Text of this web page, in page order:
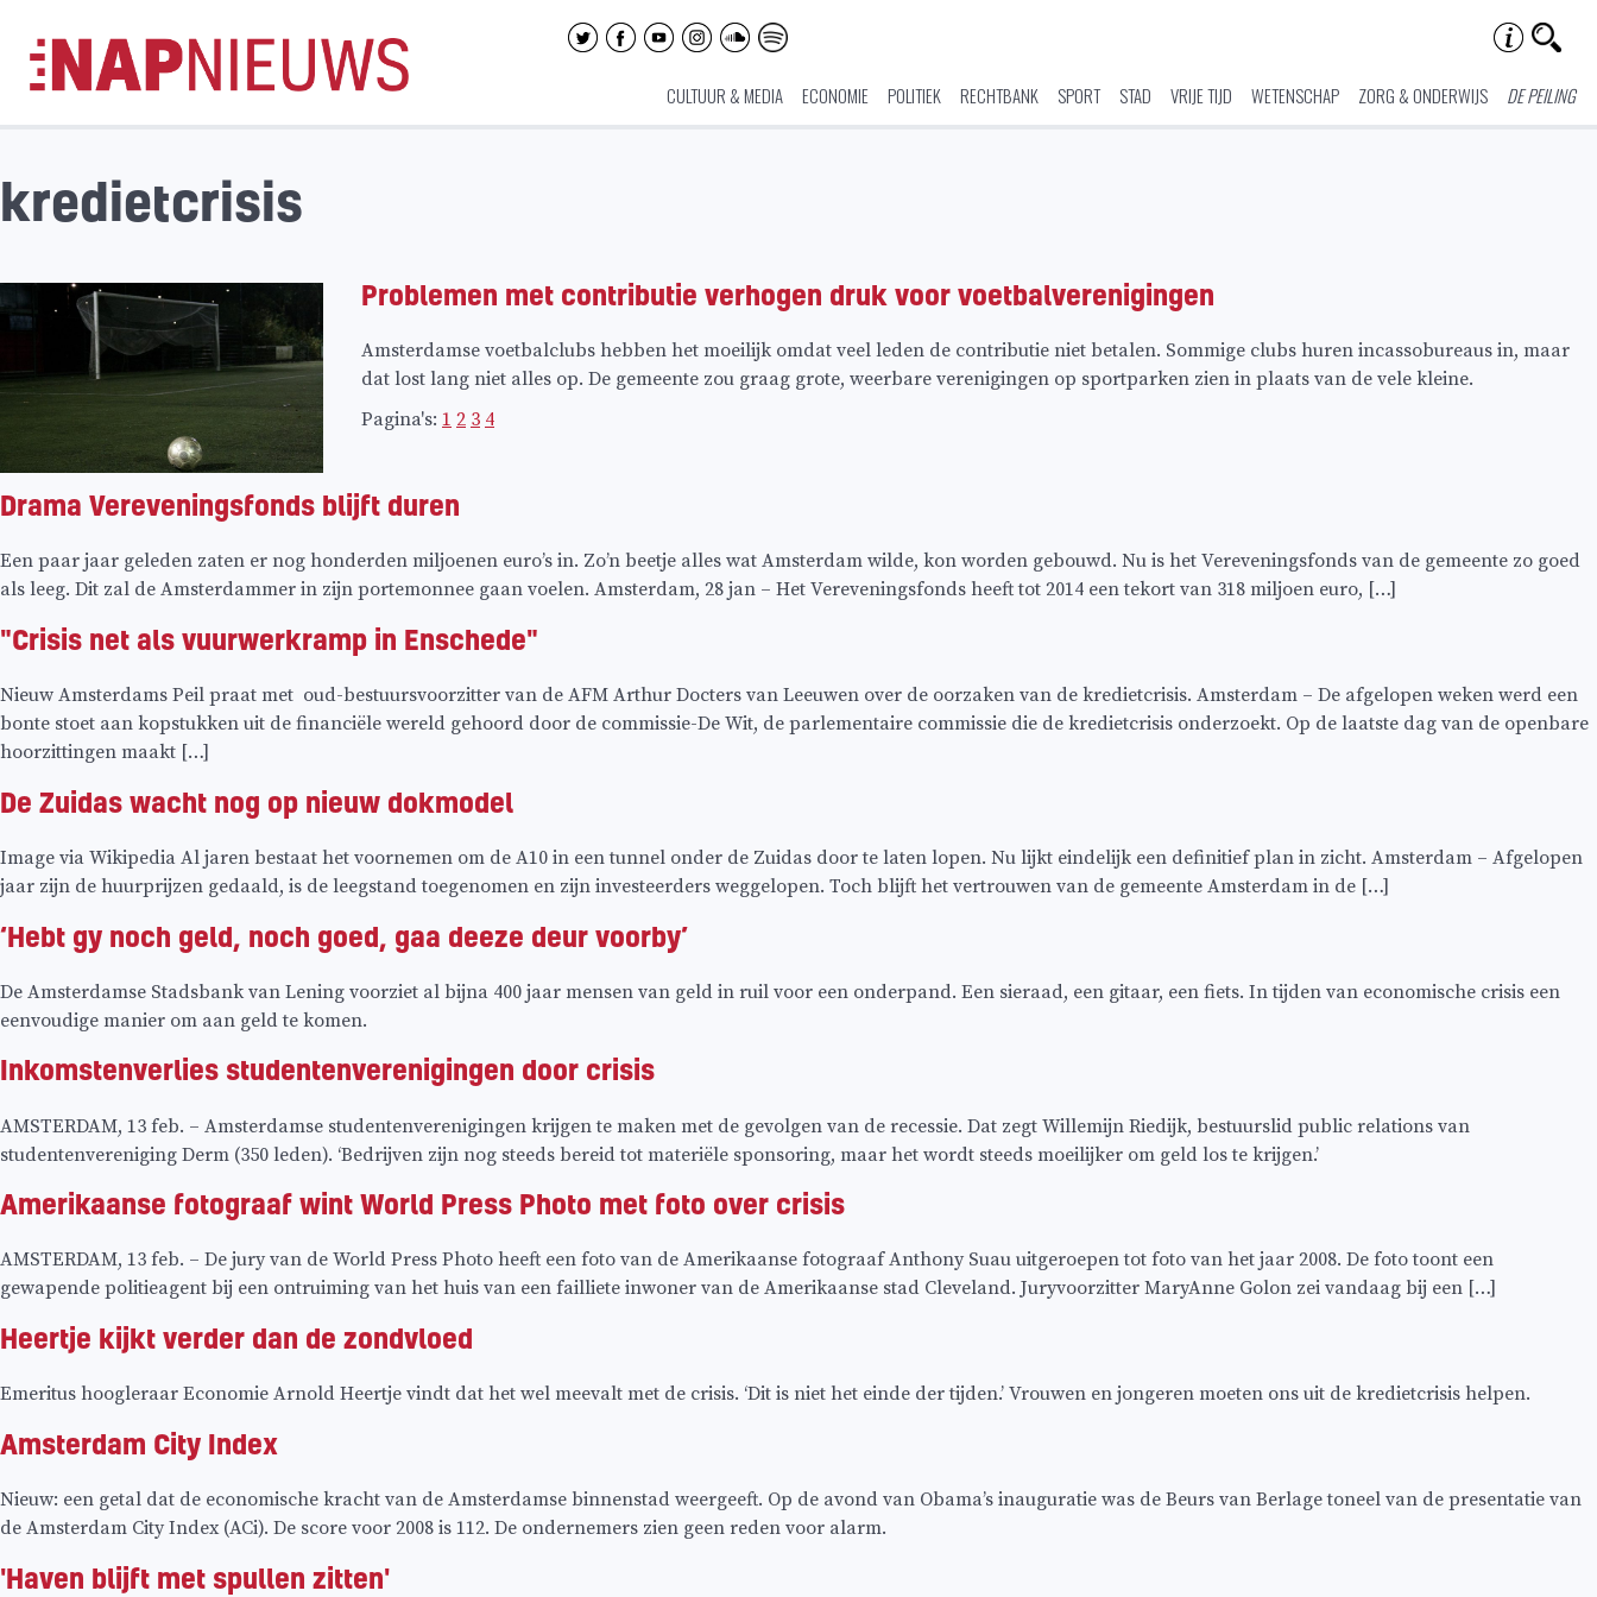
naar
inhoud
CULTUUR & MEDIA ECONOMIE POLITIEK RECHTBANK SPORT STAD VRIJE TIJD WETENSCHAP ZORG & ONDERWIJS DE PEILING
kredietcrisis
Problemen met contributie verhogen druk voor voetbalverenigingen
Amsterdamse voetbalclubs hebben het moeilijk omdat veel leden de contributie niet betalen. Sommige clubs huren incassobureaus in, maar
dat lost lang niet alles op. De gemeente zou graag grote, weerbare verenigingen op sportparken zien in plaats van de vele kleine.
Pagina's: 1 2 3 4
Drama Vereveningsfonds blijft duren
Een paar jaar geleden zaten er nog honderden miljoenen euro’s in. Zo’n beetje alles wat Amsterdam wilde, kon worden gebouwd. Nu is het Vereveningsfonds van de gemeente zo goed
als leeg. Dit zal de Amsterdammer in zijn portemonnee gaan voelen. Amsterdam, 28 jan – Het Vereveningsfonds heeft tot 2014 een tekort van 318 miljoen euro, […]
"Crisis net als vuurwerkramp in Enschede"
Nieuw Amsterdams Peil praat met oud-bestuursvoorzitter van de AFM Arthur Docters van Leeuwen over de oorzaken van de kredietcrisis. Amsterdam – De afgelopen weken werd een
bonte stoet aan kopstukken uit de financiële wereld gehoord door de commissie-De Wit, de parlementaire commissie die de kredietcrisis onderzoekt. Op de laatste dag van de openbare
hoorzittingen maakt […]
De Zuidas wacht nog op nieuw dokmodel
Image via Wikipedia Al jaren bestaat het voornemen om de A10 in een tunnel onder de Zuidas door te laten lopen. Nu lijkt eindelijk een definitief plan in zicht. Amsterdam – Afgelopen
jaar zijn de huurprijzen gedaald, is de leegstand toegenomen en zijn investeerders weggelopen. Toch blijft het vertrouwen van de gemeente Amsterdam in de […]
‘Hebt gy noch geld, noch goed, gaa deeze deur voorby’
De Amsterdamse Stadsbank van Lening voorziet al bijna 400 jaar mensen van geld in ruil voor een onderpand. Een sieraad, een gitaar, een fiets. In tijden van economische crisis een
eenvoudige manier om aan geld te komen.
Inkomstenverlies studentenverenigingen door crisis
AMSTERDAM, 13 feb. – Amsterdamse studentenverenigingen krijgen te maken met de gevolgen van de recessie. Dat zegt Willemijn Riedijk, bestuurslid public relations van
studentenvereniging Derm (350 leden). ‘Bedrijven zijn nog steeds bereid tot materiële sponsoring, maar het wordt steeds moeilijker om geld los te krijgen.’
Amerikaanse fotograaf wint World Press Photo met foto over crisis
AMSTERDAM, 13 feb. – De jury van de World Press Photo heeft een foto van de Amerikaanse fotograaf Anthony Suau uitgeroepen tot foto van het jaar 2008. De foto toont een
gewapende politieagent bij een ontruiming van het huis van een failliete inwoner van de Amerikaanse stad Cleveland. Juryvoorzitter MaryAnne Golon zei vandaag bij een […]
Heertje kijkt verder dan de zondvloed
Emeritus hoogleraar Economie Arnold Heertje vindt dat het wel meevalt met de crisis. ‘Dit is niet het einde der tijden.’ Vrouwen en jongeren moeten ons uit de kredietcrisis helpen.
Amsterdam City Index
Nieuw: een getal dat de economische kracht van de Amsterdamse binnenstad weergeeft. Op de avond van Obama’s inauguratie was de Beurs van Berlage toneel van de presentatie van
de Amsterdam City Index (ACi). De score voor 2008 is 112. De ondernemers zien geen reden voor alarm.
'Haven blijft met spullen zitten'